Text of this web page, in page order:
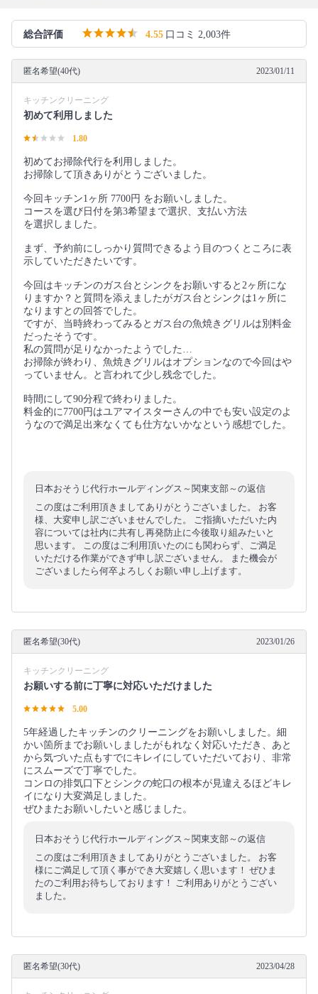
総合評価 4.55 口コミ 2,003件
匿名希望(40代) 2023/01/11
キッチンクリーニング
初めて利用しました
1.80
初めてお掃除代行を利用しました。
お掃除して頂きありがとうございました。
今回キッチン1ヶ所 7700円 をお願いしました。
コースを選び日付を第3希望まで選択、支払い方法
を選択しました。
まず、予約前にしっかり質問できるよう目のつくところに表
示していただきたいです。
今回はキッチンのガス台とシンクをお願いすると2ヶ所にな
りますか？と質問を添えましたがガス台とシンクは1ヶ所に
なりますとの回答でした。
ですが、当時終わってみるとガス台の魚焼きグリルは別料金
だったそうです。
私の質問が足りなかったようでした…
お掃除が終わり、魚焼きグリルはオプションなので今回はや
っていません。と言われて少し残念でした。
時間にして90分程で終わりました。
料金的に7700円はユアマイスターさんの中でも安い設定のよ
うなので満足出来なくても仕方ないかなという感想でした。
日本おそうじ代行ホールディングス～関東支部～の返信
この度はご利用頂きましてありがとうございました。 お客
様、大変申し訳ございませんでした。 ご指摘いただいた内
容については社内に共有し再発防止に今後取り組みたいと
思います。 この度はご利用頂いたのにも関わらず、ご満足
いただける作業ができず申し訳ございません。 また機会が
ございましたら何卒よろしくお願い申し上げます。
匿名希望(30代) 2023/01/26
キッチンクリーニング
お願いする前に丁寧に対応いただけました
5.00
5年経過したキッチンのクリーニングをお願いしました。細
かい箇所までお願いしましたがもれなく対応いただき、あと
から気づいた点もすでにキレイにしていただいており、非常
にスムーズで丁寧でした。
コンロの排気口下とシンクの蛇口の根本が見違えるほどキレ
イになり大変満足しました。
ぜひまたお願いしたいと感じました。
日本おそうじ代行ホールディングス～関東支部～の返信
この度はご利用頂きましてありがとうございました。 お客
様にご満足して頂く事ができ大変嬉しく思います！ ぜひま
たのご利用お待ちしております！ ご利用ありがとうござい
ました。
匿名希望(30代) 2023/04/28